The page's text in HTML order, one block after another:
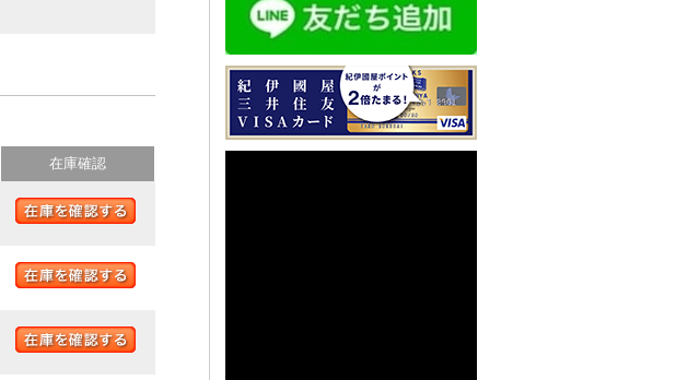
在庫確認